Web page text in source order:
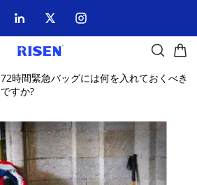
72時間緊急バッグには何を入れておくべき
ですか?